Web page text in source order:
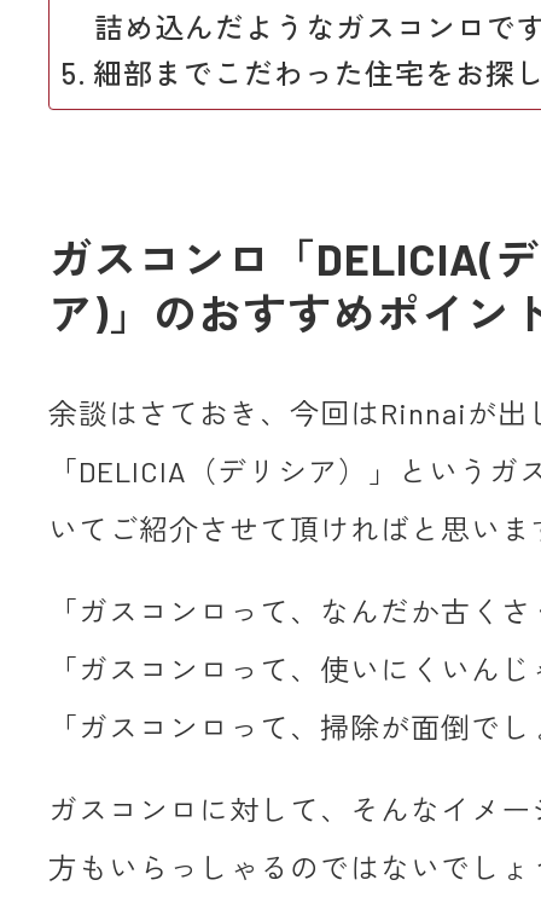
詰め込んだようなガスコンロで
細部までこだわった住宅をお探
ガスコンロ「DELICIA(
ア)」のおすすめポイン
余談はさておき、今回はRinnaiが出
「DELICIA（デリシア）」というガ
いてご紹介させて頂ければと思いま
「ガスコンロって、なんだか古く
「ガスコンロって、使いにくいん
「ガスコンロって、掃除が面倒で
ガスコンロに対して、そんなイメ
方もいらっしゃるのではないでし